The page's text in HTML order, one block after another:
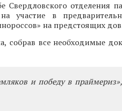
Свердловского отделения
участие в
на предстоящих
собрав все необходимые
и победу в